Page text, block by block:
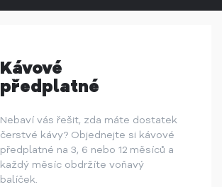
Kávové
předplatné
Nebaví vás řešit, zda máte dostatek
čerstvé kávy? Objednejte si kávové
předplatné na 3, 6 nebo 12 měsíců a
každý měsíc obdržíte voňavý
balíček.